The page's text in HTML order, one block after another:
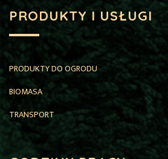
PRODUKTY I USŁUGI
PRODUKTY DO OGRODU
BIOMASA
TRANSPORT